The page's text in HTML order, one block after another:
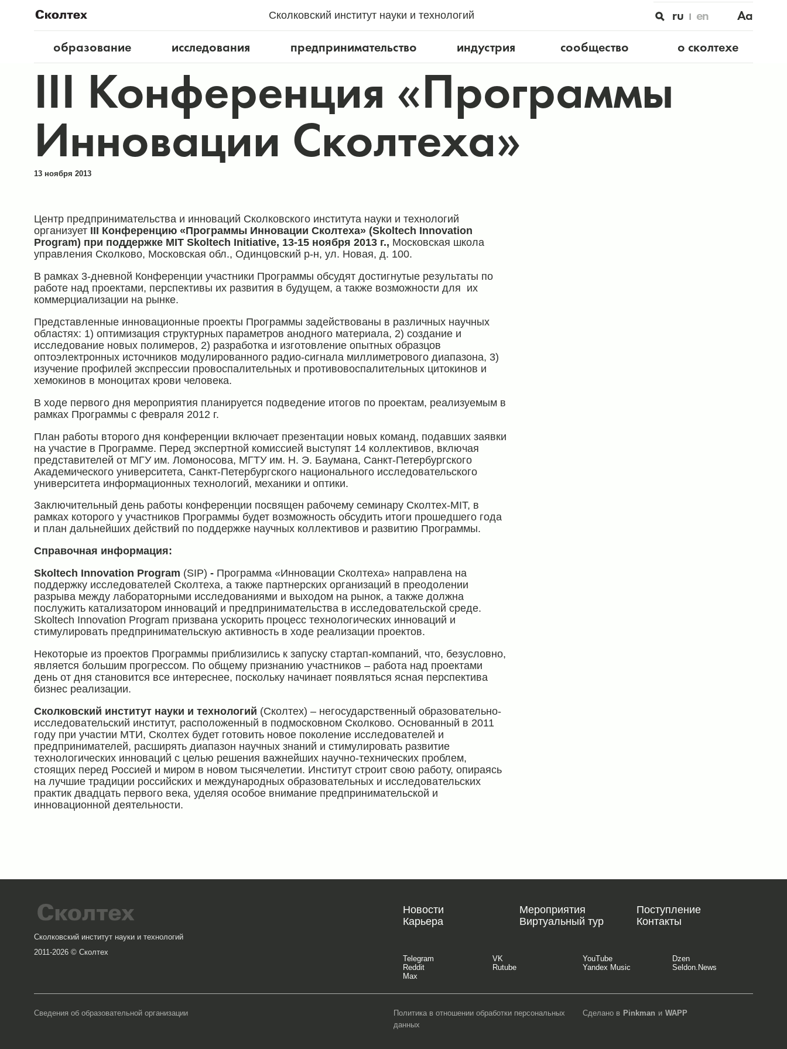
Сколковский институт науки и технологий ru en
Aa
образование
исследования предпринимательство индустрия сообщество о сколтехе
III Конференция «Программы
Инновации Сколтеха»
13 ноября 2013
Центр предпринимательства и инноваций Сколковского института науки и технологий
организует III Конференцию «Программы Инновации Сколтеха» (Skoltech Innovation
Program) при поддержке MIT Skoltech Initiative, 13-15 ноября 2013 г., Московская школа
управления Сколково, Московская обл., Одинцовский р-н, ул. Новая, д. 100.
В рамках 3-дневной Конференции участники Программы обсудят достигнутые результаты по
работе над проектами, перспективы их развития в будущем, а также возможности для их
коммерциализации на рынке.
Представленные инновационные проекты Программы задействованы в различных научных
областях: 1) оптимизация структурных параметров анодного материала, 2) создание и
исследование новых полимеров, 2) разработка и изготовление опытных образцов
оптоэлектронных источников модулированного радио-сигнала миллиметрового диапазона, 3)
изучение профилей экспрессии провоспалительных и противовоспалительных цитокинов и
хемокинов в моноцитах крови человека.
В ходе первого дня мероприятия планируется подведение итогов по проектам, реализуемым в
рамках Программы с февраля 2012 г.
План работы второго дня конференции включает презентации новых команд, подавших заявки
на участие в Программе. Перед экспертной комиссией выступят 14 коллективов, включая
представителей от МГУ им. Ломоносова, МГТУ им. Н. Э. Баумана, Санкт-Петербургского
Академического университета, Санкт-Петербургского национального исследовательского
университета информационных технологий, механики и оптики.
Заключительный день работы конференции посвящен рабочему семинару Сколтех-MIT, в
рамках которого у участников Программы будет возможность обсудить итоги прошедшего года
и план дальнейших действий по поддержке научных коллективов и развитию Программы.
Справочная информация:
Skoltech Innovation Program (SIP) - Программа «Инновации Сколтеха» направлена на
поддержку исследователей Сколтеха, а также партнерских организаций в преодолении
разрыва между лабораторными исследованиями и выходом на рынок, а также должна
послужить катализатором инноваций и предпринимательства в исследовательской среде.
Skoltech Innovation Program призвана ускорить процесс технологических инноваций и
стимулировать предпринимательскую активность в ходе реализации проектов.
Некоторые из проектов Программы приблизились к запуску стартап-компаний, что, безусловно,
является большим прогрессом. По общему признанию участников – работа над проектами
день от дня становится все интереснее, поскольку начинает появляться ясная перспектива
бизнес реализации.
Сколковский институт науки и технологий (Сколтех) – негосударственный образовательно-
исследовательский институт, расположенный в подмосковном Сколково. Основанный в 2011
году при участии МТИ, Сколтех будет готовить новое поколение исследователей и
предпринимателей, расширять диапазон научных знаний и стимулировать развитие
технологических инноваций с целью решения важнейших научно-технических проблем,
стоящих перед Россией и миром в новом тысячелетии. Институт строит свою работу, опираясь
на лучшие традиции российских и международных образовательных и исследовательских
практик двадцать первого века, уделяя особое внимание предпринимательской и
инновационной деятельности.
Сколковский институт науки и технологий
2011-2026 © Сколтех
Новости Мероприятия
Поступление
Карьера
Виртуальный тур Контакты
Telegram VK YouTube
Dzen
Reddit
Rutube Yandex Music
Seldon.News
Max
Сведения об образовательной организации
Политика в отношении обработки персональных
данных
Сделано в Pinkman и WAPP